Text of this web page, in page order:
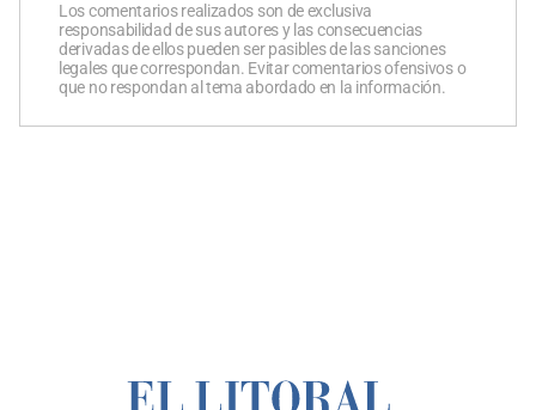
Los comentarios realizados son de exclusiva
responsabilidad de sus autores y las consecuencias
derivadas de ellos pueden ser pasibles de las sanciones
legales que correspondan. Evitar comentarios ofensivos o
que no respondan al tema abordado en la información.